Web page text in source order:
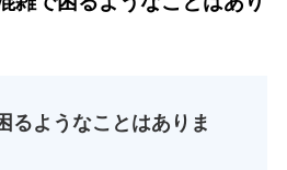
るようなことはありま